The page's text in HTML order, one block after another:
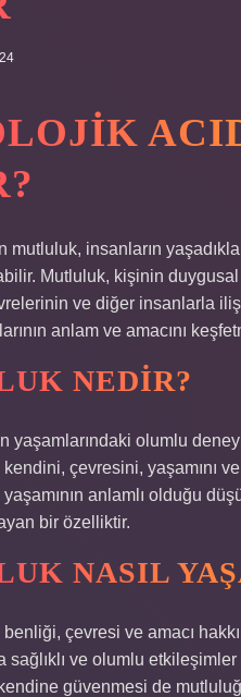
mutluluk, insanların
Mutluluk, kişinin
ve diğer insanlarla
anlam ve amacını
NEDIR?
yaşamlarındaki olumlu
çevresini, yaşamını
anlamlı olduğu
bir özelliktir.
NASIL
çevresi ve amacı
sağlıklı ve olumlu
güvenmesi de